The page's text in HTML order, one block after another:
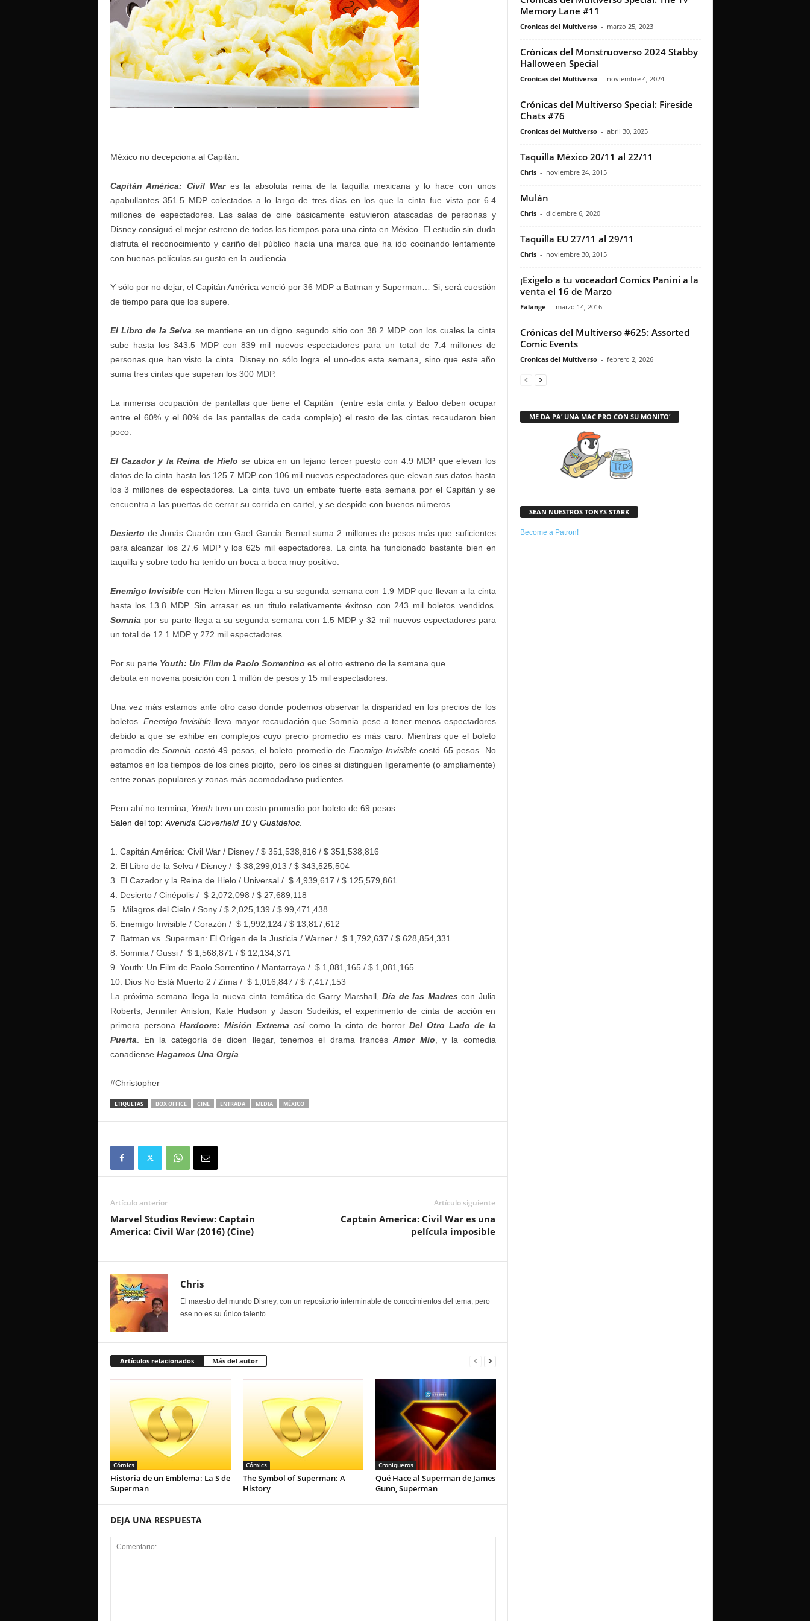
México no decepciona al Capitán.
Capitán América: Civil Wares la absoluta reina de la taquilla mexicana y lo hace con unos
apabullantes 351.5 MDP colectados a lo largo de tres días en los que la cinta fue vista por 6.4
millones de espectadores. Las salas de cine básicamente estuvieron atascadas de personas y
Disney consiguó el mejor estreno de todos los tiempos para una cinta en México. El estudio sin duda
disfruta el reconocimiento y cariño del público hacía una marca que ha ido cocinando lentamente
con buenas películas su gusto en la audiencia.
Y sólo por no dejar, el Capitán América venció por 36 MDP a Batman y Superman… Si, será cuestión
de tiempo para que los supere.
El Libro de la Selva se mantiene en un digno segundo sitio con 38.2 MDP con los cuales la cinta
sube hasta los 343.5 MDP con 839 mil nuevos espectadores para un total de 7.4 millones de
personas que han visto la cinta. Disney no sólo logra el uno-dos esta semana, sino que este año
suma tres cintas que superan los 300 MDP.
La inmensa ocupación de pantallas que tiene el Capitán (entre esta cinta y Baloo deben ocupar
entre el 60% y el 80% de las pantallas de cada complejo) el resto de las cintas recaudaron bien
poco.
El Cazador y la Reina de Hielo se ubica en un lejano tercer puesto con 4.9 MDP que elevan los
datos de la cinta hasta los 125.7 MDP con 106 mil nuevos espectadores que elevan sus datos hasta
los 3 millones de espectadores. La cinta tuvo un embate fuerte esta semana por el Capitán y se
encuentra a las puertas de cerrar su corrida en cartel, y se despide con buenos números.
Desierto de Jonás Cuarón con Gael García Bernal suma 2 millones de pesos más que suficientes
para alcanzar los 27.6 MDP y los 625 mil espectadores. La cinta ha funcionado bastante bien en
taquilla y sobre todo ha tenido un boca a boca muy positivo.
Enemigo Invisible con Helen Mirren llega a su segunda semana con 1.9 MDP que llevan a la cinta
hasta los 13.8 MDP. Sin arrasar es un titulo relativamente éxitoso con 243 mil boletos vendidos.
Somniapor su parte llega a su segunda semana con 1.5 MDP y 32 mil nuevos espectadores para
un total de 12.1 MDP y 272 mil espectadores.
Por su parte Youth: Un Film de Paolo Sorrentino es el otro estreno de la semana que
debuta en novena posición con 1 millón de pesos y 15 mil espectadores.
Una vez más estamos ante otro caso donde podemos observar la disparidad en los precios de los
boletos. Enemigo Invisible lleva mayor recaudación que Somnia pese a tener menos espectadores
debido a que se exhibe en complejos cuyo precio promedio es más caro. Mientras que el boleto
promedio deSomnia costó 49 pesos, el boleto promedio de Enemigo Invisiblecostó 65 pesos. No
estamos en los tiempos de los cines piojito, pero los cines si distinguen ligeramente (o ampliamente)
entre zonas populares y zonas más acomodadaso pudientes.
Pero ahí no termina, Youth tuvo un costo promedio por boleto de 69 pesos.
Salen del top:Avenida Cloverfield 10y Guatdefoc.
1. Capitán América: Civil War / Disney / $ 351,538,816 / $ 351,538,816
2. El Libro de la Selva / Disney / $ 38,299,013 / $ 343,525,504
3. El Cazador y la Reina de Hielo / Universal / $ 4,939,617 / $ 125,579,861
4. Desierto / Cinépolis / $ 2,072,098 / $ 27,689,118
5. Milagros del Cielo / Sony / $ 2,025,139 / $ 99,471,438
6. Enemigo Invisible / Corazón / $ 1,992,124 / $ 13,817,612
7. Batman vs. Superman: El Orígen de la Justicia / Warner / $ 1,792,637 / $ 628,854,331
8. Somnia / Gussi / $ 1,568,871 / $ 12,134,371
9. Youth: Un Film de Paolo Sorrentino / Mantarraya / $ 1,081,165 / $ 1,081,165
10. Dios No Está Muerto 2 / Zima / $ 1,016,847 / $ 7,417,153
La próxima semana llega la nueva cinta temática de Garry Marshall,Día de las Madrescon Julia
Roberts, Jennifer Aniston, Kate Hudson y Jason Sudeikis, el experimento de cinta de acción en
primera persona Hardcore: Misión Extremaasí como la cinta de horror Del Otro Lado de la
Puerta. En la categoría de dicen llegar, tenemos el drama francésAmor Mío, y la comedia
canadiense Hagamos Una Orgía.
#Christopher
ETIQUETAS BOX OFFICE CINE ENTRADA MEDIA MÉXICO
Artículo anterior
Marvel Studios Review: Captain
America: Civil War (2016) (Cine)
Artículo siguiente
Captain America: Civil War es una
película imposible
Chris
El maestro del mundo Disney, con un repositorio interminable de conocimientos del tema, pero
ese no es su único talento.
Artículos relacionados Más del autor
Cómics
Historia de un Emblema: La S de
Superman
Cómics
The Symbol of Superman: A
History
Croniqueros
Qué Hace al Superman de James
Gunn, Superman
DEJA UNA RESPUESTA
Memory Lane #11
Cronicas del Multiverso - marzo 25, 2023
Crónicas del Monstruoverso 2024 Stabby
Halloween Special
Cronicas del Multiverso - noviembre 4, 2024
Crónicas del Multiverso Special: Fireside
Chats #76
Cronicas del Multiverso - abril 30, 2025
Taquilla México 20/11 al 22/11
Chris - noviembre 24, 2015
Mulán
Chris - diciembre 6, 2020
Taquilla EU 27/11 al 29/11
Chris - noviembre 30, 2015
¡Exigelo a tu voceador! Comics Panini a la
venta el 16 de Marzo
Falange - marzo 14, 2016
Crónicas del Multiverso #625: Assorted
Comic Events
Cronicas del Multiverso - febrero 2, 2026
ME DA PA’ UNA MAC PRO CON SU MONITO’
SEAN NUESTROS TONYS STARK
Become a Patron!